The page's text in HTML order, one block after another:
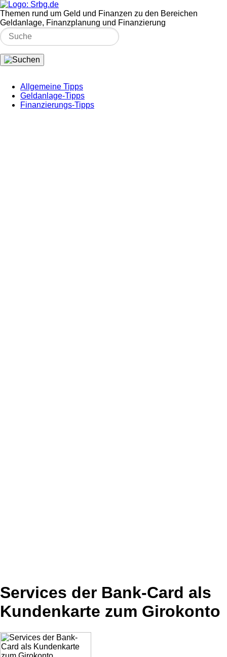
Themen rund um Geld und Finanzen zu den Bereichen
Geldanlage, Finanzplanung und Finanzierung
Allgemeine Tipps
Geldanlage-Tipps
Finanzierungs-Tipps
Services der Bank-Card als
Kundenkarte zum Girokonto